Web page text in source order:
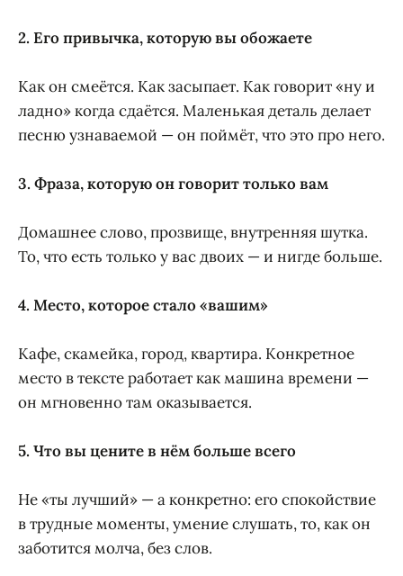
2. Его привычка, которую вы обожаете
Как он смеётся. Как засыпает. Как говорит «ну и
ладно» когда сдаётся. Маленькая деталь делает
песню узнаваемой — он поймёт, что это про него.
3. Фраза, которую он говорит только вам
Домашнее слово, прозвище, внутренняя шутка.
То, что есть только у вас двоих — и нигде больше.
4. Место, которое стало «вашим»
Кафе, скамейка, город, квартира. Конкретное
место в тексте работает как машина времени —
он мгновенно там оказывается.
5. Что вы цените в нём больше всего
Не «ты лучший» — а конкретно: его спокойствие
в трудные моменты, умение слушать, то, как он
заботится молча, без слов.